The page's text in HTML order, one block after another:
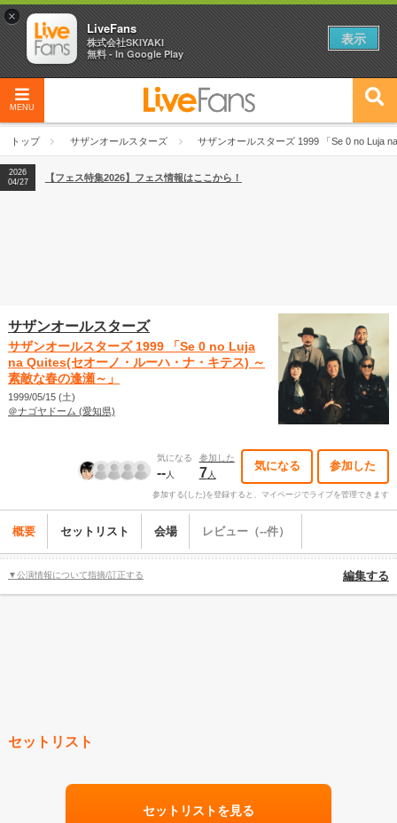
MENU
トップ サザンオールスターズ サザンオールスターズ 1999 「Se 0 no Luja
2026
04/27
2026
【ライブ動員ランキング】2026年上半期編発表！
2026
04/27
【フェス特集2026】フェス情報はここから！
サザンオールスターズ
サザンオールスターズ 1999 「Se 0 no Luja
na Quites(セオーノ・ルーハ・ナ・キテス) ～
素敵な春の逢瀬～」
1999/05/15 (土)
＠ナゴヤドーム (愛知県)
気になる
--人
参加した
7 人
気になる 参加した
参加する(した)を登録すると、マイページでライブを管理できます
概要 セットリスト 会場 レビュー（--件）
▼公演情報について指摘/訂正する 編集する
セットリスト
セットリストを見る
×
LiveFans
株式会社SKIYAKI
無料 - In Google Play
表示